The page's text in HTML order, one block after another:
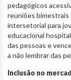
pedagógicos
reuniões bimestrais
intersetorial para
educacional
das pessoas e
a não lembrar das
Inclusão no